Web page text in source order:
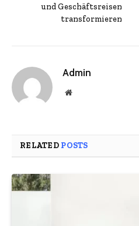
und Geschäftsreisen
transformieren
Admin
Website
RELATED POSTS